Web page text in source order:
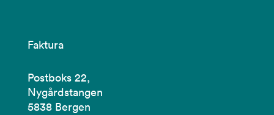
Faktura
Postboks 22,
Nygårdstangen
5838 Bergen